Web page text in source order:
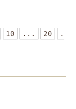
10 ... 20
.